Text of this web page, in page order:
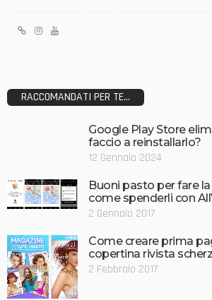
RACCOMANDATI PER TE...
Google Play Store
faccio a reinstallarlo?
12 Gennaio 2024
Buoni pasto per fare
come spenderli con
2 Gennaio 2017
Come creare prima
copertina rivista
2 Febbraio 2017